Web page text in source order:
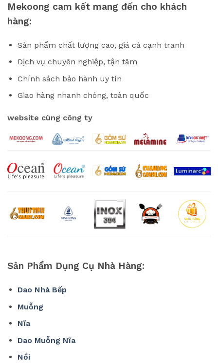
Mekoong cam kết mang đến cho khách
hàng:
Sản phẩm chất lượng cao, giá cả cạnh tranh
Dịch vụ chuyên nghiệp, tận tâm
Chính sách bảo hành uy tín
Giao hàng nhanh chóng, toàn quốc
website cùng công ty
Sản Phẩm Dụng Cụ Nhà Hàng:
Dao Nhà Bếp
Muỗng
Nĩa
Dao Muỗng Nĩa
Nồi